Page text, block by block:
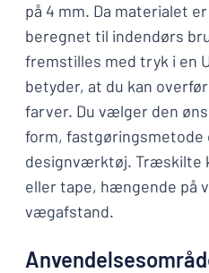
på 4 mm. Da materialet
beregnet til indendørs
fremstilles med tryk i en
betyder, at du kan
farver. Du vælger den
form, fastgøringsmetode
designværktøj. Træskilte
eller tape, hængende på
vægafstand.